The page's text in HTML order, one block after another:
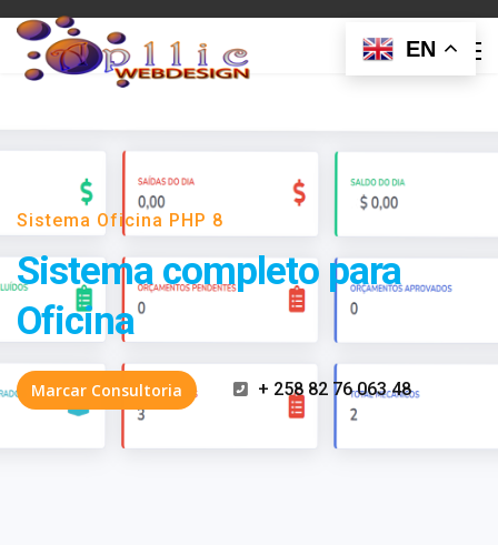
Sistema Oficina PHP 8
Sistema completo para
Oficina
Marcar Consultoria + 258 82 76 063 48
EN